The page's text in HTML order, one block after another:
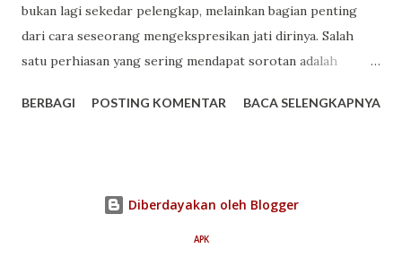
bukan lagi sekedar pelengkap, melainkan bagian penting
dari cara seseorang mengekspresikan jati dirinya. Salah
satu perhiasan yang sering mendapat sorotan adalah
memberikan dampak besar pada penampilan Anda. Memakai
artistik yang matang, memadukan kemewahan berlian
dengan garis desain yang refined. Sifatnya yang fleksibel
BERBAGI POSTING KOMENTAR BACA SELENGKAPNYA
Diberdayakan oleh Blogger
APK